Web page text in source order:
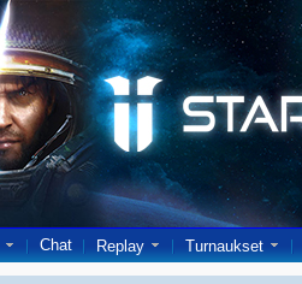
Chat Replay Turnaukset